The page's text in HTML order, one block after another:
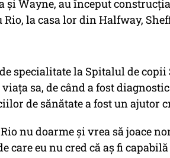
şi Wayne, au început
la casa lor din Halfway,
specialitate la Spitalul de copii
sa, de când a fost
de sănătate a fost un ajutor
nu doarme şi vrea să joace
care eu nu cred că aş fi capabilă